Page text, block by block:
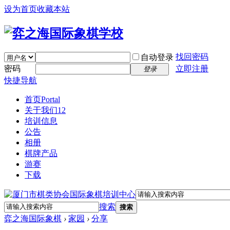
设为首页收藏本站
自动登录 找回密码
密码
登录
立即注册
快捷导航
首页Portal
关于我们12
培训信息
公告
相册
棋牌产品
游赛
下载
搜索 搜索
弈之海国际象棋 › 家园 › 分享